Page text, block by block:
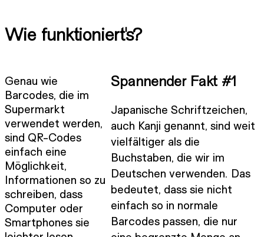
Wie funktioniert's?
Genau wie
Barcodes, die im
Supermarkt
verwendet werden,
sind QR-Codes
einfach eine
Möglichkeit,
Informationen so zu
schreiben, dass
Computer oder
Smartphones sie
Spannender Fakt #1
Japanische Schriftzeichen,
auch Kanji genannt, sind weit
vielfältiger als die
Buchstaben, die wir im
Deutschen verwenden. Das
bedeutet, dass sie nicht
einfach so in normale
Barcodes passen, die nur